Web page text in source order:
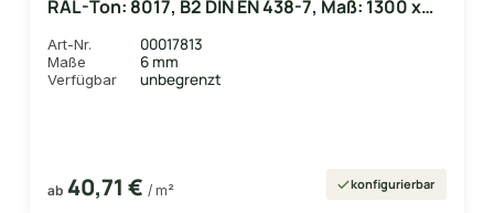
RAL-Ton: 8017, B2 DIN EN 438-7, Maß: 1300 x
Art-Nr. 00017813
Maße 6 mm
Verfügbar unbegrenzt
ab 40,71 € / m² konfigurierbar